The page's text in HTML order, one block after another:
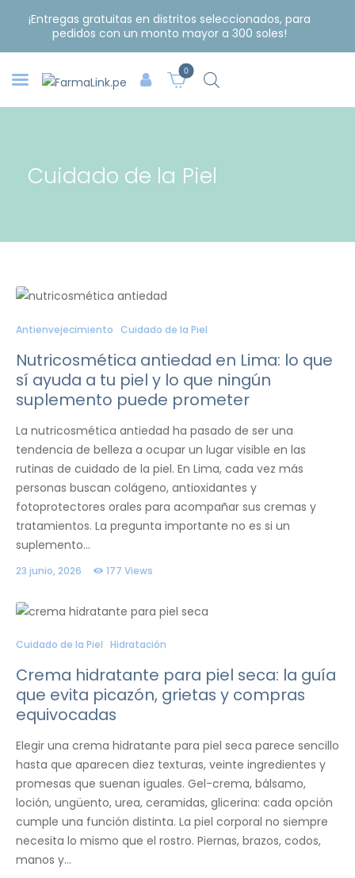
¡Entregas gratuitas en distritos seleccionados, para
pedidos con un monto mayor a 300 soles!
0
Cuidado de la Piel
Antienvejecimiento Cuidado de la Piel
Nutricosmética antiedad en Lima: lo que
sí ayuda a tu piel y lo que ningún
suplemento puede prometer
La nutricosmética antiedad ha pasado de ser una
tendencia de belleza a ocupar un lugar visible en las
rutinas de cuidado de la piel. En Lima, cada vez más
personas buscan colágeno, antioxidantes y
fotoprotectores orales para acompañar sus cremas y
tratamientos. La pregunta importante no es si un
suplemento…
23 junio, 2026 177 Views
Cuidado de la Piel Hidratación
Crema hidratante para piel seca: la guía
que evita picazón, grietas y compras
equivocadas
Elegir una crema hidratante para piel seca parece sencillo
hasta que aparecen diez texturas, veinte ingredientes y
promesas que suenan iguales. Gel-crema, bálsamo,
loción, ungüento, urea, ceramidas, glicerina: cada opción
cumple una función distinta. La piel corporal no siempre
necesita lo mismo que el rostro. Piernas, brazos, codos,
manos y…